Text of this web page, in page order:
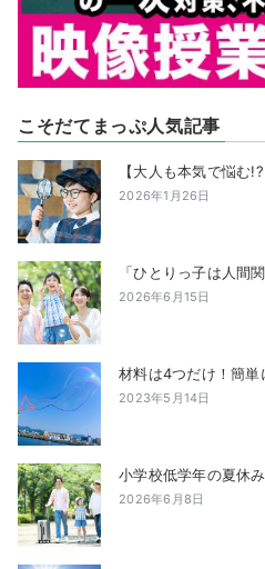
こそだてまっぷ人気記事
【大人も本気で悩む
2026年1月26日
「ひとりっ子は人間
2026年6月15日
材料は4つだけ！簡
2023年5月14日
小学校低学年の夏休
2026年6月8日